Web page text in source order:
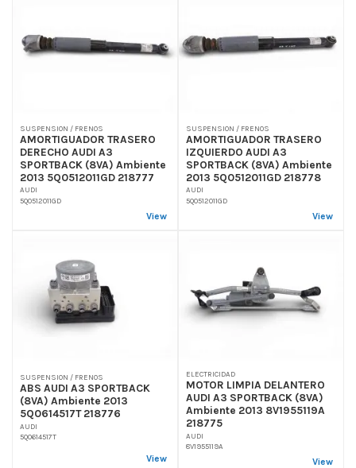
SUSPENSION / FRENOS
AMORTIGUADOR TRASERO
DERECHO AUDI A3
SPORTBACK (8VA) Ambiente
2013 5Q0512011GD 218777
AUDI
5Q0512011GD
View
SUSPENSION / FRENOS
AMORTIGUADOR TRASERO
IZQUIERDO AUDI A3
SPORTBACK (8VA) Ambiente
2013 5Q0512011GD 218778
AUDI
5Q0512011GD
View
SUSPENSION / FRENOS
ABS AUDI A3 SPORTBACK
(8VA) Ambiente 2013
5Q0614517T 218776
AUDI
5Q0614517T
View
ELECTRICIDAD
MOTOR LIMPIA DELANTERO
AUDI A3 SPORTBACK (8VA)
Ambiente 2013 8V1955119A
218775
AUDI
8V1955119A
View